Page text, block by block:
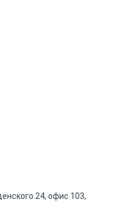
24, офис 103,